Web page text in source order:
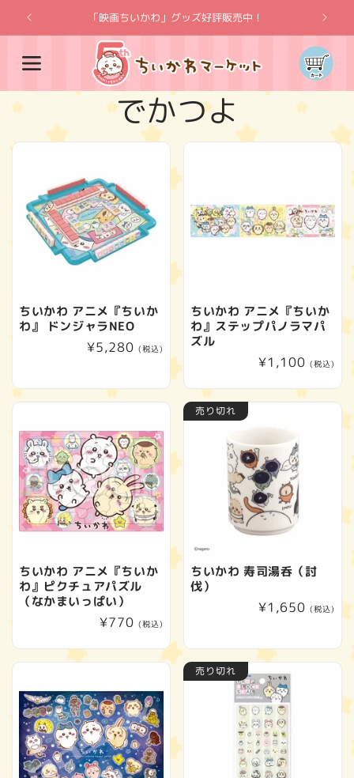
ンツに
進む
「映画ちいかわ」グッズ好評販売中！
カ
ー
ト
コ
レ
ク
シ
ョ
ン
:
でかつよ
ちいかわ アニメ『ちいか
わ』 ドンジャラNEO
通
価
格
¥5,280 (税込)
ちいかわ アニメ『ちいか
わ』ステップパノラマパ
ズル
通
¥1,100 (税込)
ちいかわ アニメ『ちいか
わ』ピクチュアパズル
（なかまいっぱい）
通
¥770 (税込)
売り切れ
ちいかわ 寿司湯呑（討
伐）
通
価
格
¥1,650 (税込)
売り切れ